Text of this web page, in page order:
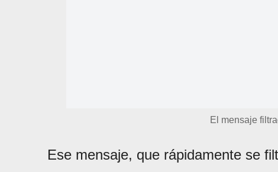
El mensaje
Ese mensaje, que rápidamente se